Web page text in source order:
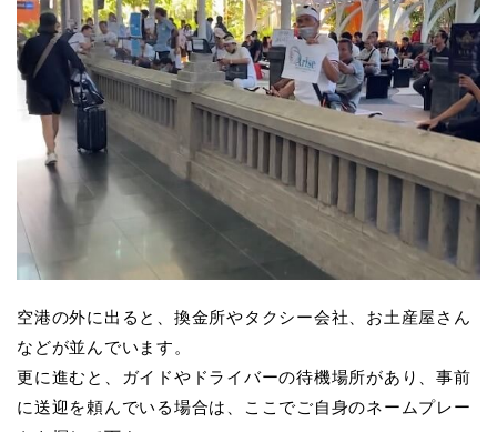
空港の外に出ると、換金所やタクシー会社、お土産屋さん
などが並んでいます。
更に進むと、ガイドやドライバーの待機場所があり、事前
に送迎を頼んでいる場合は、ここでご自身のネームプレー